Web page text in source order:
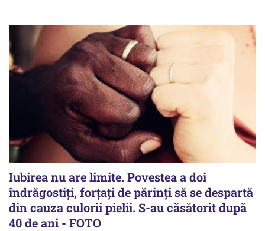
Iubirea nu are limite. Povestea a doi
îndrăgostiţi, forţaţi de părinţi să se despartă
din cauza culorii pielii. S-au căsătorit după
40 de ani - FOTO